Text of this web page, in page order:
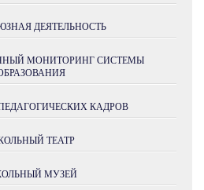
ДЕЯТЕЛЬНОСТЬ
МОНИТОРИНГ СИСТЕМЫ
КАДРОВ
ТЕАТР
МУЗЕЙ